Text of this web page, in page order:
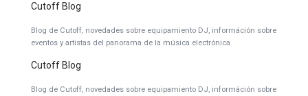
Cutoff Blog
Blog de Cutoff, novedades sobre equipamiento DJ, információn sobre
eventos y artistas del panorama de la música electrónica
Cutoff Blog
Blog de Cutoff, novedades sobre equipamiento DJ, információn sobre